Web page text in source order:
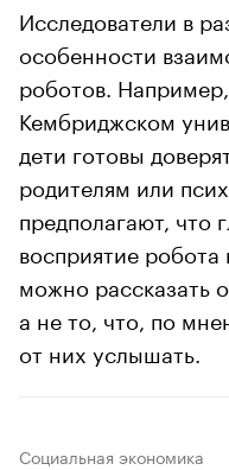
Исследователи в
особенности
роботов.
Кембриджском
дети готовы
родителям или
предполагают, что
восприятие робота
можно рассказать
а не то, что, по
от них услышать.
Социальная экономика